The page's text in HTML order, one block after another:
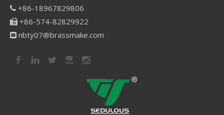
 +86-18967829806
 +86-574-82829922
 nbty07@brassmake.com